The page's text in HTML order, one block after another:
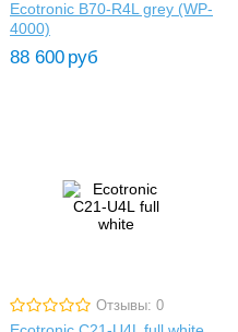
Ecotronic B70-R4L grey (WP-
4000)
88 600 руб
Отзывы: 0